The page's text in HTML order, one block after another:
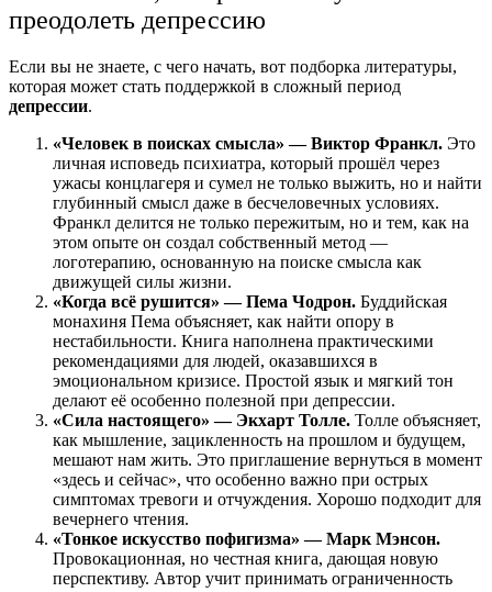
преодолеть депрессию
Если вы не знаете, с чего начать, вот подборка литературы,
которая может стать поддержкой в сложный период
депрессии.
«Человек в поисках смысла» — Виктор Франкл. Это
личная исповедь психиатра, который прошёл через
ужасы концлагеря и сумел не только выжить, но и найти
глубинный смысл даже в бесчеловечных условиях.
Франкл делится не только пережитым, но и тем, как на
этом опыте он создал собственный метод —
логотерапию, основанную на поиске смысла как
движущей силы жизни.
«Когда всё рушится» — Пема Чодрон. Буддийская
монахиня Пема объясняет, как найти опору в
нестабильности. Книга наполнена практическими
рекомендациями для людей, оказавшихся в
эмоциональном кризисе. Простой язык и мягкий тон
делают её особенно полезной при депрессии.
«Сила настоящего» — Экхарт Толле. Толле объясняет,
как мышление, зацикленность на прошлом и будущем,
мешают нам жить. Это приглашение вернуться в момент
«здесь и сейчас», что особенно важно при острых
симптомах тревоги и отчуждения. Хорошо подходит для
вечернего чтения.
«Тонкое искусство пофигизма» — Марк Мэнсон.
Провокационная, но честная книга, дающая новую
перспективу. Автор учит принимать ограниченность